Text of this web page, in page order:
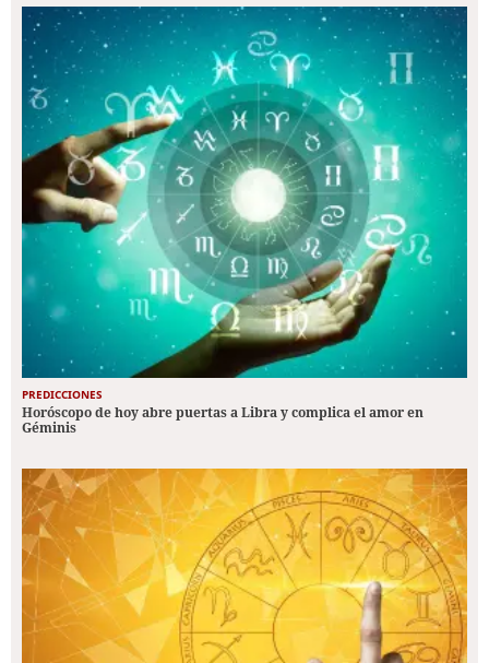
PREDICCIONES
Horóscopo de hoy abre puertas a Libra y complica el amor en
Géminis